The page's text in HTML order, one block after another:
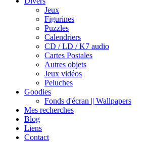
Jeux
Figurines
Puzzles
Calendriers
CD / LD / K7 audio
Cartes Postales
Autres objets
Jeux vidéos
Peluches
Goodies
Fonds d'écran || Wallpapers
Mes recherches
Blog
Liens
Contact